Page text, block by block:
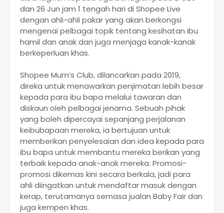
dan 26 Jun jam 1 tengah hari di Shopee Live
dengan ahli-ahli pakar yang akan berkongsi
mengenai pelbagai topik tentang kesihatan ibu
hamil dan anak dan juga menjaga kanak-kanak
berkeperluan khas.
Shopee Mum’s Club, dilancarkan pada 2019,
direka untuk menawarkan penjimatan lebih besar
kepada para ibu bapa melalui tawaran dan
diskaun oleh pelbagai jenama. Sebuah pihak
yang boleh dipercayai sepanjang perjalanan
keibubapaan mereka, ia bertujuan untuk
memberikan penyelesaian dan idea kepada para
ibu bapa untuk membantu mereka berikan yang
terbaik kepada anak-anak mereka. Promosi-
promosi dikemas kini secara berkala, jadi para
ahli diingatkan untuk mendaftar masuk dengan
kerap, terutamanya semasa jualan Baby Fair dan
juga kempen khas.